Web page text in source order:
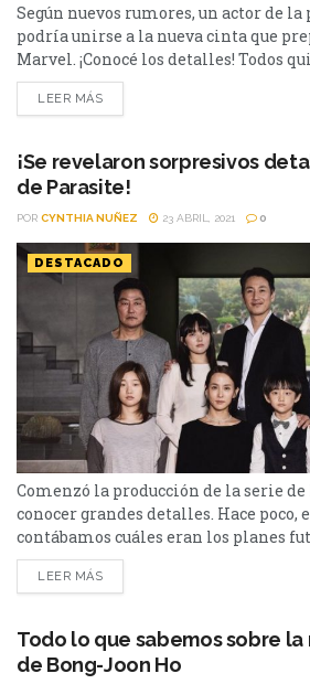
Según nuevos rumores, un actor de
podría unirse a la nueva cinta que
Marvel. ¡Conocé los detalles! Todos
del Universo Cinematográfico de
superhéroes están apoderándose de
de series como Loki, WandaVision y
LEER MÁS
¡Se revelaron sorpresivos
de Parasite!
POR CYNTHIA NUÑEZ 23 ABRIL, 2021 0
DESTACADO
Comenzó la producción de la serie de
conocer grandes detalles. Hace poco,
contábamos cuáles eran los planes
Ho. Además de estar trabajando en
director también oficiará como
remake o una...
LEER MÁS
Todo lo que sabemos sobre
de Bong-Joon Ho